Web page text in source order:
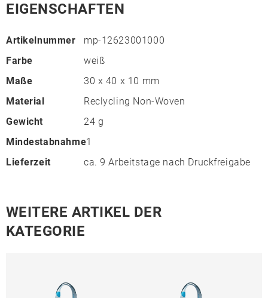
EIGENSCHAFTEN
Artikelnummer
mp-12623001000
Farbe
weiß
Maße
30 x 40 x 10 mm
Material
Reclycling Non-Woven
Gewicht
24 g
Mindestabnahme1
Lieferzeit
ca. 9 Arbeitstage nach Druckfreigabe
WEITERE ARTIKEL DER
KATEGORIE